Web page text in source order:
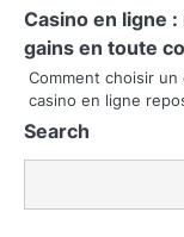
o
n
Casino en ligne
gains en toute
Comment choisir un
casino en ligne
Search